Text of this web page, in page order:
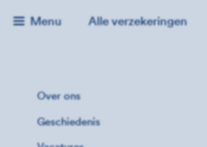
Menu Alle verzekeringen
Over ons
Geschiedenis